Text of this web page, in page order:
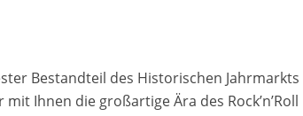
Bestandteil des Historischen Jahrmarkts
Ihnen die großartige Ära des Rock’n’Roll